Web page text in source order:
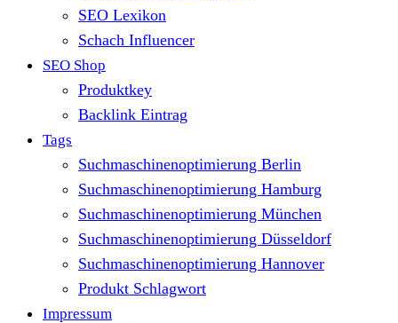
SEO Lexikon
Schach Influencer
SEO Shop
Produktkey
Backlink Eintrag
Tags
Suchmaschinenoptimierung Berlin
Suchmaschinenoptimierung Hamburg
Suchmaschinenoptimierung München
Suchmaschinenoptimierung Düsseldorf
Suchmaschinenoptimierung Hannover
Produkt Schlagwort
Impressum